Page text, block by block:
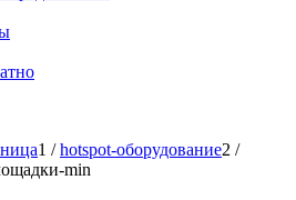
1 / hotspot-оборудование2 /
min